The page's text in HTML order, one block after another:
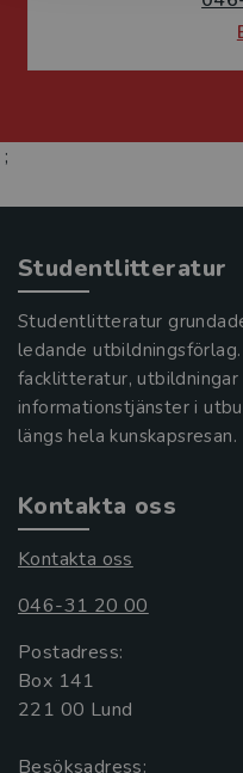
;
Studentlitteratur
Studentlitteratur
ledande
facklitteratur, utbildningar
informationstjänster i
längs hela kunskapsresan.
Kontakta oss
Kontakta oss
046-31 20 00
Postadress:
Box 141
221 00 Lund
Besöksadress: